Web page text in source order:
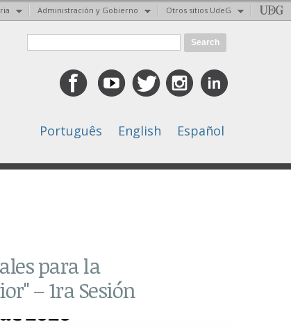
Administración y Gobierno Otros sitios UdeG
form
Português English Español
para la
– 1ra Sesión